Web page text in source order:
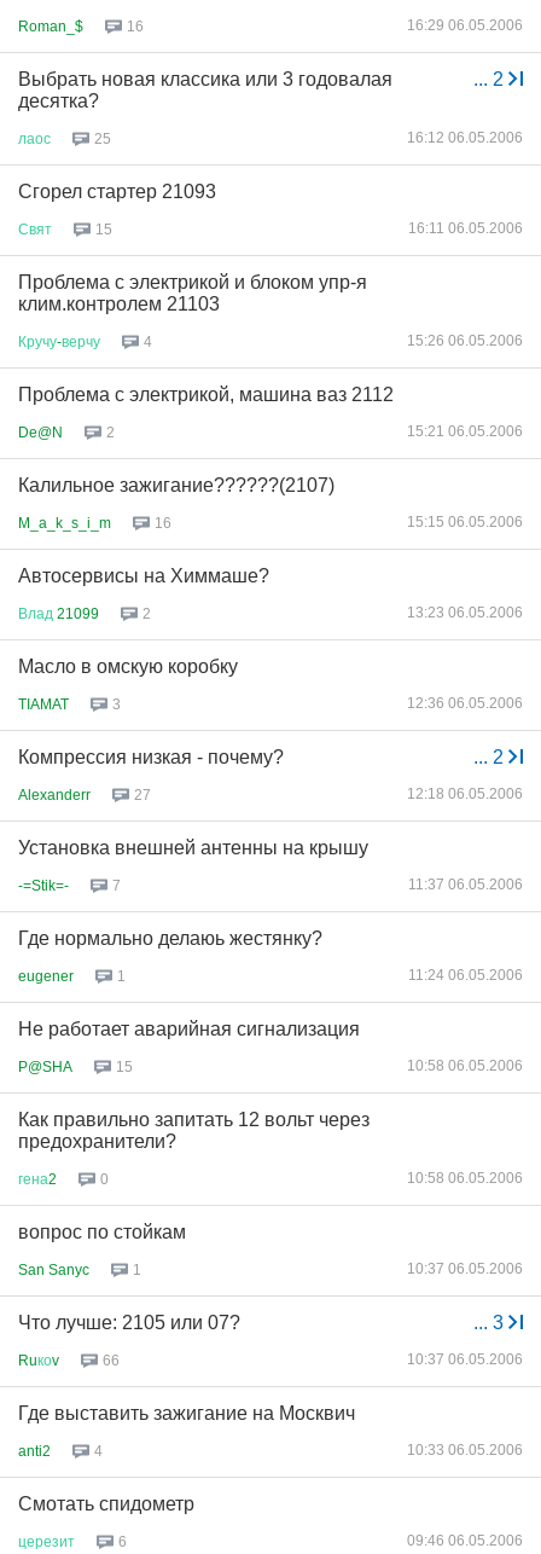
Roman_$ 16 16:29 06.05.2006
... 2
Выбрать новая классика или 3 годовалая
десятка?
лаос 25 16:12 06.05.2006
Сгорел стартер 21093
Свят 15 16:11 06.05.2006
Проблема с электрикой и блоком упр-я
клим.контролем 21103
Кручу-верчу 4 15:26 06.05.2006
Проблема с электрикой, машина ваз 2112
De@N 2 15:21 06.05.2006
Калильное зажигание??????(2107)
M_a_k_s_i_m 16 15:15 06.05.2006
Автосервисы на Химмаше?
Влад 21099 2 13:23 06.05.2006
Масло в омскую коробку
TIAMAT 3 12:36 06.05.2006
... 2
Компрессия низкая - почему?
Alexanderr 27 12:18 06.05.2006
Установка внешней антенны на крышу
-=Stik=- 7 11:37 06.05.2006
Где нормально делаюь жестянку?
eugener 1 11:24 06.05.2006
Не работает аварийная сигнализация
P@SHA 15 10:58 06.05.2006
Как правильно запитать 12 вольт через
предохранители?
гена2 0 10:58 06.05.2006
вопрос по стойкам
San Sanyc 1 10:37 06.05.2006
... 3
Что лучше: 2105 или 07?
Ruкоv 66 10:37 06.05.2006
Где выставить зажигание на Москвич
anti2 4 10:33 06.05.2006
Смотать спидометр
церезит 6 09:46 06.05.2006